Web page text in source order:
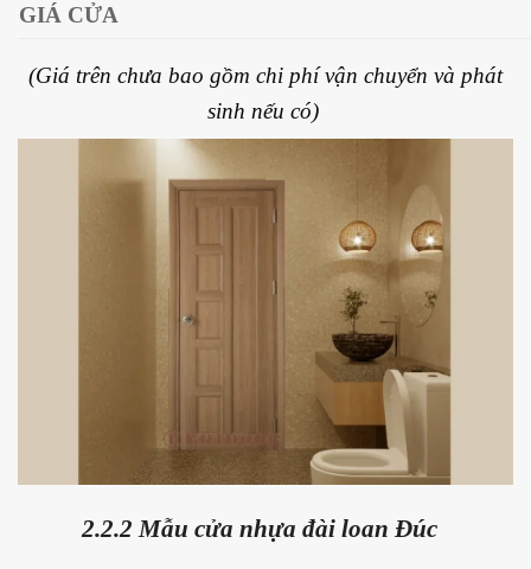
GIÁ CỬA
(Giá trên chưa bao gồm chi phí vận chuyển và phát
sinh nếu có)
2.2.2 Mẫu cửa nhựa đài loan Đúc